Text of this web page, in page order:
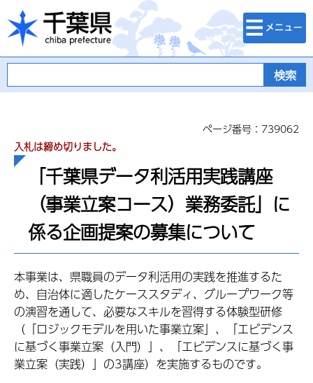
千葉県
検索・メニュ
ー
ページ番号：739062
入札は締め切りました。
「千葉県データ利活用実践講座
（事業立案コース）業務委託」に
係る企画提案の募集について
本事業は、県職員のデータ利活用の実践を推進するた
め、自治体に適したケーススタディ、グループワーク等
の演習を通して、必要なスキルを習得する体験型研修
（「ロジックモデルを用いた事業立案」、「エビデンス
に基づく事業立案（入門）」、「エビデンスに基づく事
業立案（実践）」の3講座）を実施するものです。